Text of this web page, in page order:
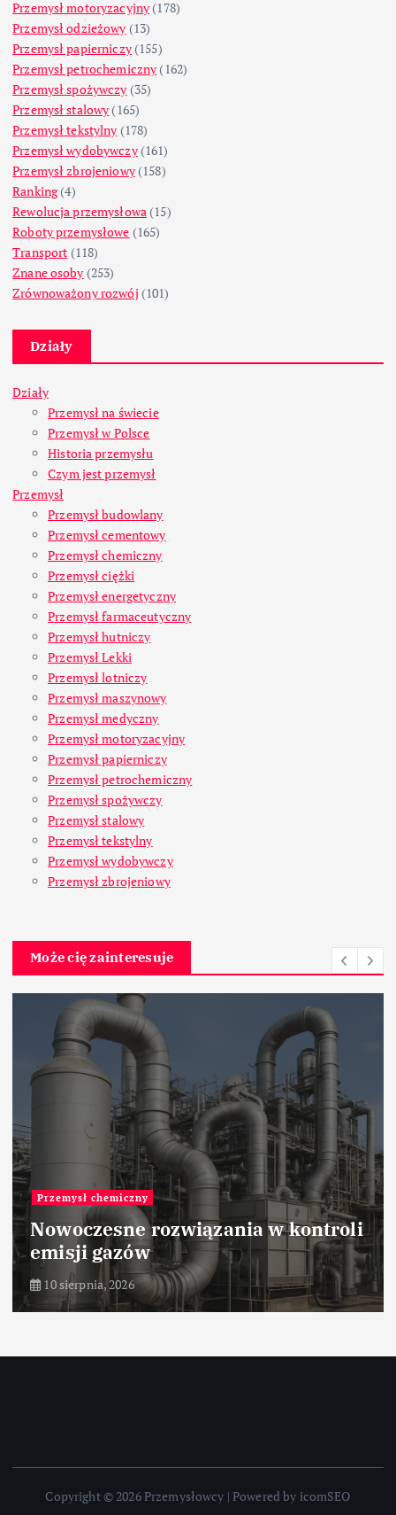
Przemysł motoryzacyjny (178)
Przemysł odzieżowy (13)
Przemysł papierniczy(155)
Przemysł petrochemiczny (162)
Przemysł spożywczy (35)
Przemysł stalowy (165)
Przemysł tekstylny (178)
Przemysł wydobywczy(161)
Przemysł zbrojeniowy(158)
Ranking(4)
Rewolucja przemysłowa (15)
Roboty przemysłowe (165)
Transport (118)
Znane osoby (253)
Zrównoważony rozwój (101)
Działy
Działy
Przemysł na świecie
Przemysł w Polsce
Historia przemysłu
Czym jest przemysł
Przemysł
Przemysł budowlany
Przemysł cementowy
Przemysł chemiczny
Przemysł ciężki
Przemysł energetyczny
Przemysł farmaceutyczny
Przemysł hutniczy
Przemysł Lekki
Przemysł lotniczy
Przemysł maszynowy
Przemysł medyczny
Przemysł motoryzacyjny
Przemysł papierniczy
Przemysł petrochemiczny
Przemysł spożywczy
Przemysł stalowy
Przemysł tekstylny
Przemysł wydobywczy
Przemysł zbrojeniowy
Może cię zainteresuje
Przemysł chemiczny
Nowoczesne rozwiązania w kontroli
emisji gazów
10 sierpnia, 2026
Copyright © 2026 Przemysłowcy | Powered by icomSEO